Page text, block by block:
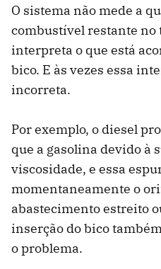
O sistema não mede a
combustível restante no
interpreta o que está
bico. E às vezes essa
incorreta.
Por exemplo, o diesel
que a gasolina devido à
viscosidade, e essa
momentaneamente o
abastecimento estreito
inserção do bico
o problema.